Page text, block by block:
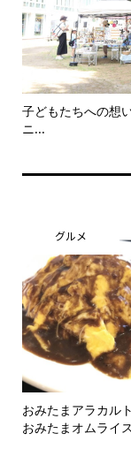
子どもたちへの想
ニ...
グルメ
おみたまアラカル
おみたまオムライ